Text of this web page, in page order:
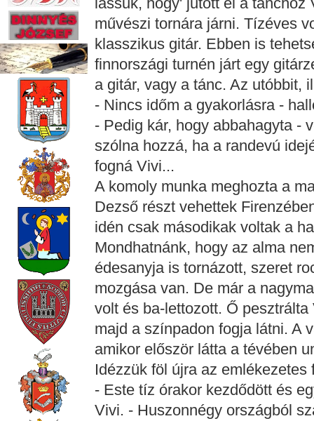
művészi tornára járni. Tízéves
klasszikus gitár. Ebben is
finnországi turnén járt egy
a gitár, vagy a tánc. Az utóbbit,
- Nincs időm a gyakorlásra -
- Pedig kár, hogy abbahagyta -
szólna hozzá, ha a randevú
fogná Vivi...
A komoly munka meghozta a
Dezső részt vehettek
idén csak másodikak voltak a
Mondhatnánk, hogy az alma
édesanyja is tornázott, szeret
mozgása van. De már a
volt és ba-lettozott. Ő
majd a színpadon fogja látni. A
amikor először látta a tévében
Idézzük föl újra az emlékezetes
- Este tíz órakor kezdődött és
Vivi. - Huszonnégy országból